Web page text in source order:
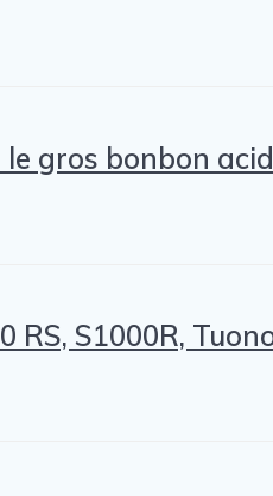
le gros bonbon
RS, S1000R,